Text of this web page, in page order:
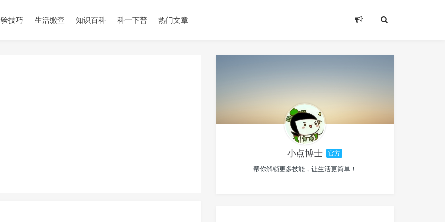
技巧 生活缴查 知识百科 科一下普 热门文章
小点博士 官方
帮你解锁更多技能，让生活更简单！